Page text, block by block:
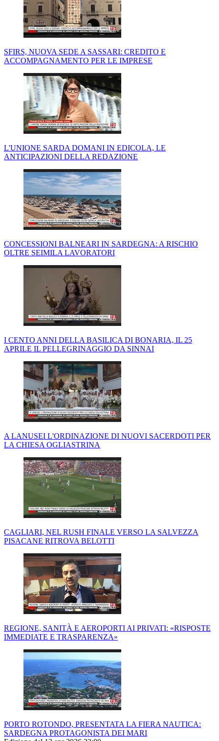
SFIRS, NUOVA SEDE A SASSARI: CREDITO E
ACCOMPAGNAMENTO PER LE IMPRESE
L'UNIONE SARDA DOMANI IN EDICOLA, LE
ANTICIPAZIONI DELLA REDAZIONE
CONCESSIONI BALNEARI IN SARDEGNA: A RISCHIO
OLTRE SEIMILA LAVORATORI
I CENTO ANNI DELLA BASILICA DI BONARIA, IL 25
APRILE IL PELLEGRINAGGIO DA SINNAI
A LANUSEI L'ORDINAZIONE DI NUOVI SACERDOTI PER
LA CHIESA OGLIASTRINA
CAGLIARI, NEL RUSH FINALE VERSO LA SALVEZZA
PISACANE RITROVA BELOTTI
REGIONE, SANITÀ E AEROPORTI AI PRIVATI: «RISPOSTE
IMMEDIATE E TRASPARENZA»
PORTO ROTONDO, PRESENTATA LA FIERA NAUTICA:
SARDEGNA PROTAGONISTA DEI MARI